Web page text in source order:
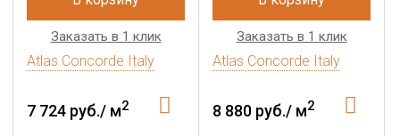
Заказать в 1 клик
Atlas Concorde Italy
7 724 руб./ м2
Заказать в 1 клик
Atlas Concorde Italy
8 880 руб./ м2